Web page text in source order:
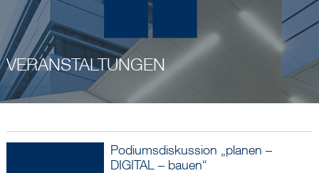
VERANSTALTUNGEN
Podiumsdiskussion „planen –
DIGITAL – bauen“